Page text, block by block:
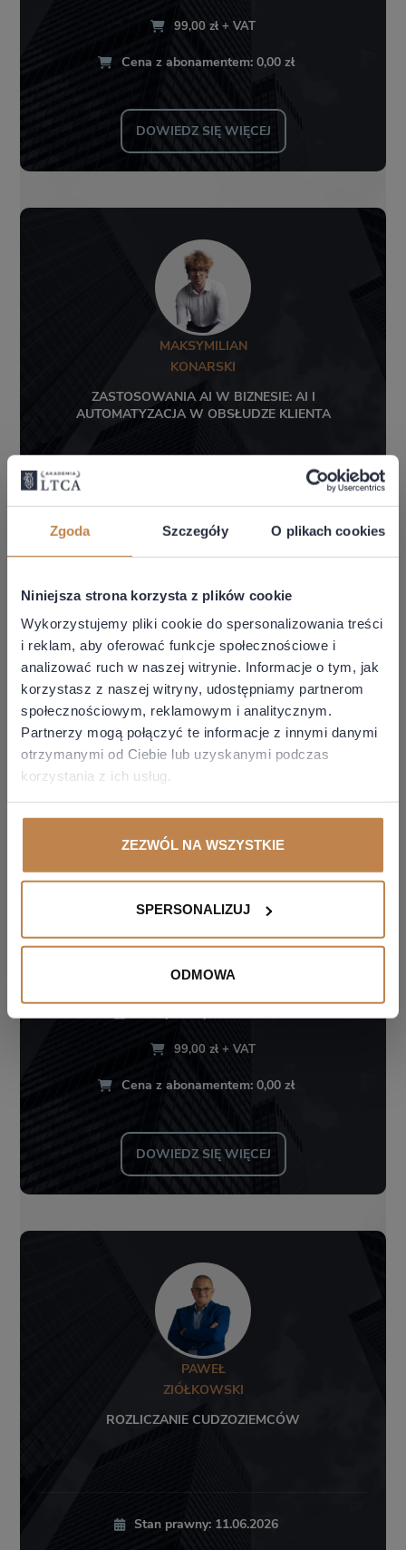
Zgoda Szczegóły O plikach cookies
Niniejsza strona korzysta z plików cookie
Wykorzystujemy pliki cookie do spersonalizowania treści
i reklam, aby oferować funkcje społecznościowe i
analizować ruch w naszej witrynie. Informacje o tym, jak
korzystasz z naszej witryny, udostępniamy partnerom
społecznościowym, reklamowym i analitycznym.
Partnerzy mogą połączyć te informacje z innymi danymi
otrzymanymi od Ciebie lub uzyskanymi podczas
korzystania z ich usług.
ZEZWÓL NA WSZYSTKIE
SPERSONALIZUJ
ODMOWA
99,00 zł + VAT
Cena z abonamentem: 0,00 zł
DOWIEDZ SIĘ WIĘCEJ
MAKSYMILIAN
KONARSKI
ZASTOSOWANIA AI W BIZNESIE: AI I
AUTOMATYZACJA W OBSŁUDZE KLIENTA
99,00 zł + VAT
DOWIEDZ SIĘ WIĘCEJ
DAHMS
VAT W SPÓŁKACH HOLDINGOWYCH (OZE) –
99,00 zł + VAT
Cena z abonamentem: 0,00 zł
DOWIEDZ SIĘ WIĘCEJ
PAWEŁ
ZIÓŁKOWSKI
ROZLICZANIE CUDZOZIEMCÓW
Stan prawny: 11.06.2026